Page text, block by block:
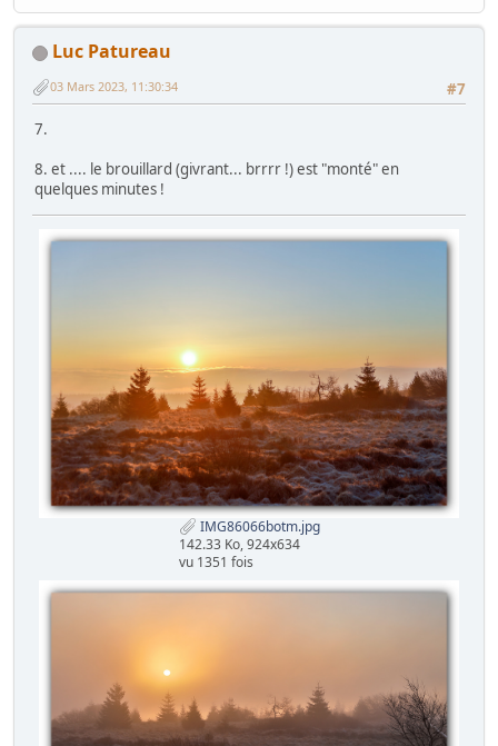
Luc Patureau
#7
03 Mars 2023, 11:30:34
7.
8. et .... le brouillard (givrant... brrrr !) est "monté" en
quelques minutes !
IMG86066botm.jpg
142.33 Ko, 924x634
vu 1351 fois